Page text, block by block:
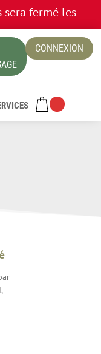
fermé les 13
CONNEXION